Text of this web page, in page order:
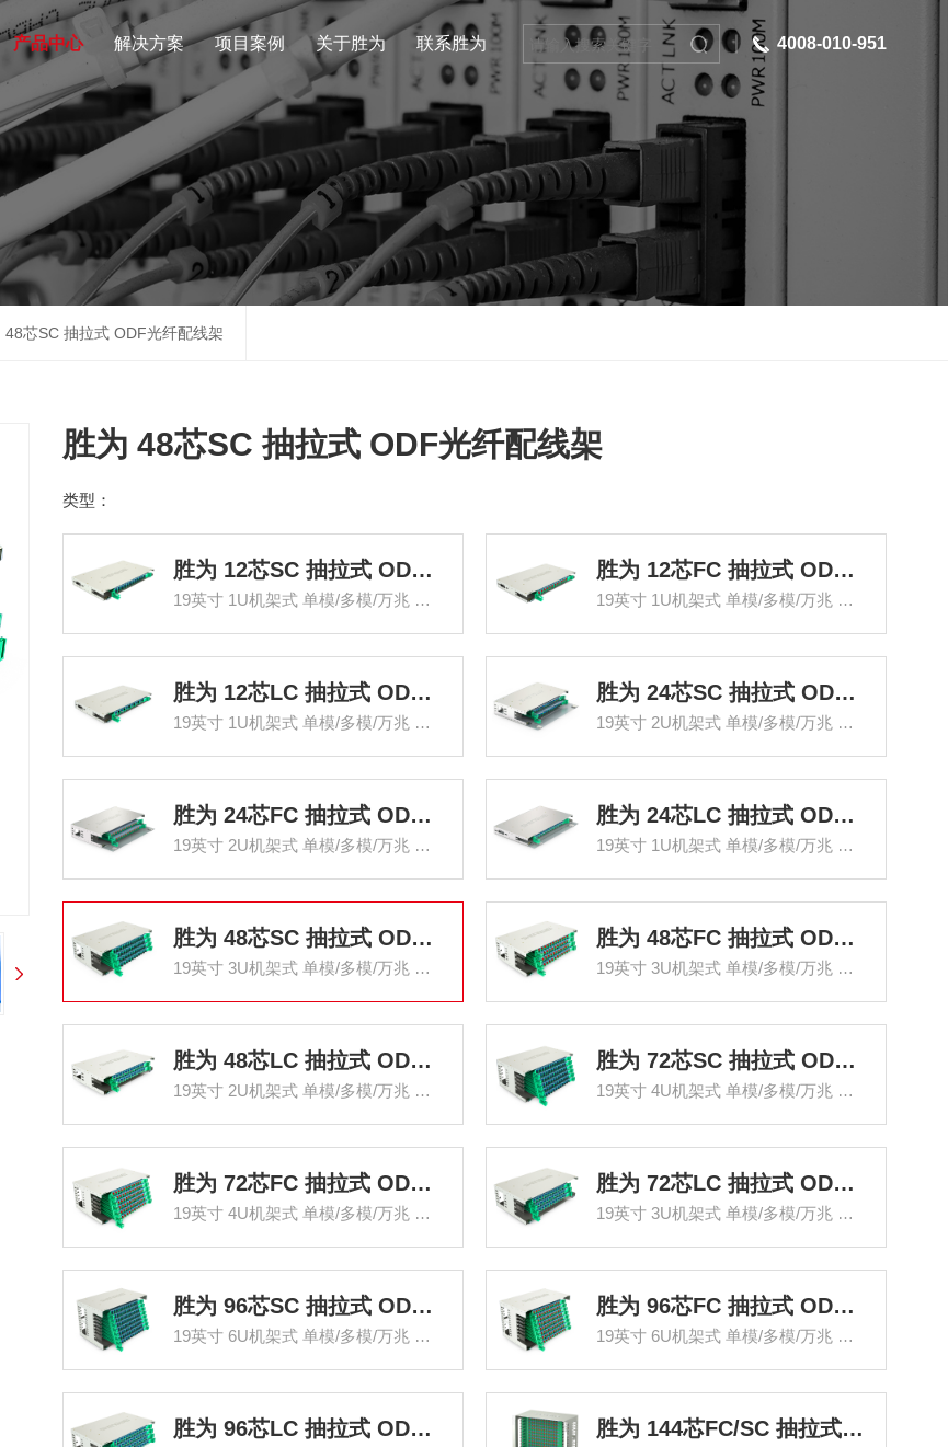
产品中心 解决方案 项目案例 关于胜为 联系胜为 4008-010-951
48芯SC 抽拉式 ODF光纤配线架
胜为 48芯SC 抽拉式 ODF光纤配线架
类型：
胜为 12芯SC 抽拉式 ODF光纤配线架
19英寸 1U机架式 单模/多模/万兆 满配
胜为 12芯FC 抽拉式 ODF光纤配线架
19英寸 1U机架式 单模/多模/万兆 满配
胜为 12芯LC 抽拉式 ODF光纤配线架
19英寸 1U机架式 单模/多模/万兆 满配
胜为 24芯SC 抽拉式 ODF光纤配线架
19英寸 2U机架式 单模/多模/万兆 满配
胜为 24芯FC 抽拉式 ODF光纤配线架
19英寸 2U机架式 单模/多模/万兆 满配
胜为 24芯LC 抽拉式 ODF光纤配线架
19英寸 1U机架式 单模/多模/万兆 满配
胜为 48芯SC 抽拉式 ODF光纤配线架
19英寸 3U机架式 单模/多模/万兆 满配
胜为 48芯FC 抽拉式 ODF光纤配线架
19英寸 3U机架式 单模/多模/万兆 满配
胜为 48芯LC 抽拉式 ODF光纤配线架
19英寸 2U机架式 单模/多模/万兆 满配
胜为 72芯SC 抽拉式 ODF光纤配线架
19英寸 4U机架式 单模/多模/万兆 满配
胜为 72芯FC 抽拉式 ODF光纤配线架
19英寸 4U机架式 单模/多模/万兆 满配
胜为 72芯LC 抽拉式 ODF光纤配线架
19英寸 3U机架式 单模/多模/万兆 满配
胜为 96芯SC 抽拉式 ODF光纤配线架
19英寸 6U机架式 单模/多模/万兆 满配
胜为 96芯FC 抽拉式 ODF光纤配线架
19英寸 6U机架式 单模/多模/万兆 满配
胜为 96芯LC 抽拉式 ODF光纤配线架 胜为 144芯FC/SC 抽拉式 ODF光纤配线架